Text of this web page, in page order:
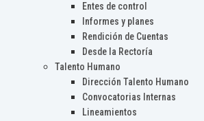
Entes de control
Informes y planes
Rendición de Cuentas
Desde la Rectoría
Talento Humano
Dirección Talento Humano
Convocatorias Internas
Lineamientos